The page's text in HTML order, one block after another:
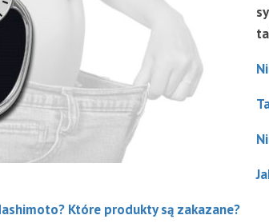
Które produkty są zakazane?